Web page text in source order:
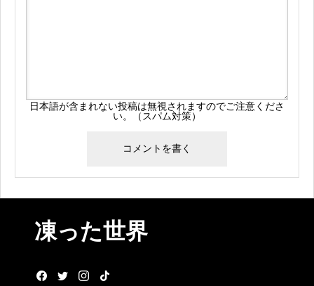
日本語が含まれない投稿は無視されますのでご注意くださ
い。（スパム対策）
凍った世界